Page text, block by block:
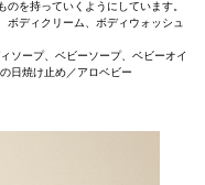
を持っていくようにしています。
ボディクリーム、ボディウォッシュ
ソープ、ベビーソープ、ベビーオイ
日焼け止め／アロベビー